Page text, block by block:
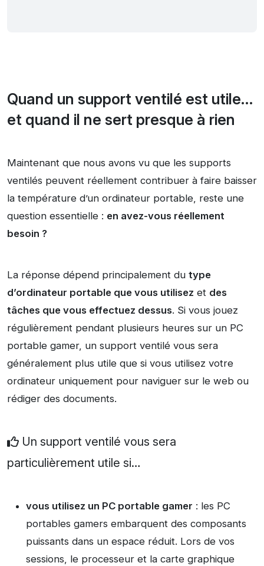
Quand un support ventilé est utile…
et quand il ne sert presque à rien
Maintenant que nous avons vu que les supports
ventilés peuvent réellement contribuer à faire baisser
la température d’un ordinateur portable, reste une
question essentielle : en avez-vous réellement
besoin ?
La réponse dépend principalement du type
d’ordinateur portable que vous utilisez et des
tâches que vous effectuez dessus. Si vous jouez
régulièrement pendant plusieurs heures sur un PC
portable gamer, un support ventilé vous sera
généralement plus utile que si vous utilisez votre
ordinateur uniquement pour naviguer sur le web ou
rédiger des documents.
Un support ventilé vous sera
particulièrement utile si…
vous utilisez un PC portable gamer : les PC
portables gamers embarquent des composants
puissants dans un espace réduit. Lors de vos
sessions, le processeur et la carte graphique